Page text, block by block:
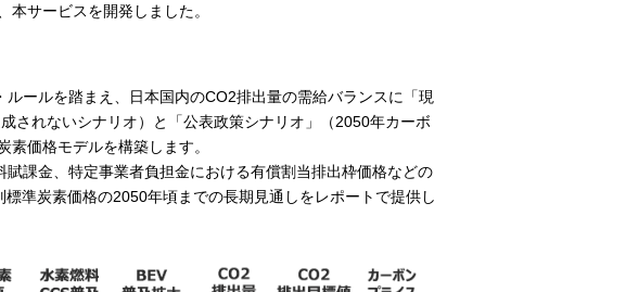
本サービスを開発しました。
ールを踏まえ、日本国内のCO2排出量の需給バランスに「現
されないシナリオ）と「公表政策シナリオ」（2050年カーボ
価格モデルを構築します。
課金、特定事業者負担金における有償割当排出枠価格などの
準炭素価格の2050年頃までの長期見通しをレポートで提供し